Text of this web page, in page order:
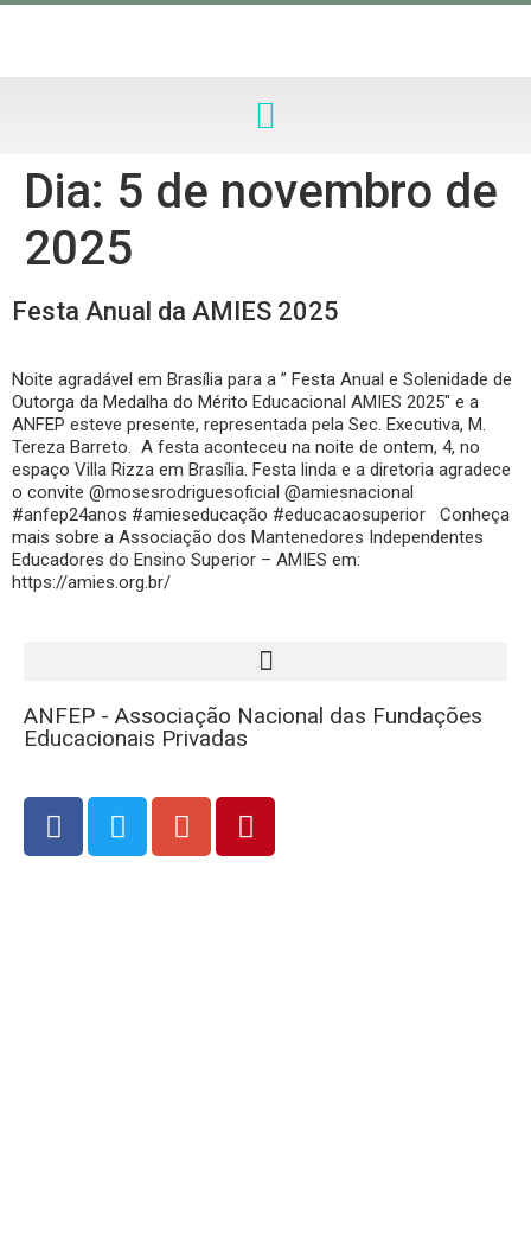
Dia: 5 de novembro de
2025
Festa Anual da AMIES 2025
Noite agradável em Brasília para a ” Festa Anual e Solenidade de
Outorga da Medalha do Mérito Educacional AMIES 2025″ e a
ANFEP esteve presente, representada pela Sec. Executiva, M.
Tereza Barreto. A festa aconteceu na noite de ontem, 4, no
espaço Villa Rizza em Brasília. Festa linda e a diretoria agradece
o convite @mosesrodriguesoficial @amiesnacional
#anfep24anos #amieseducação #educacaosuperior Conheça
mais sobre a Associação dos Mantenedores Independentes
Educadores do Ensino Superior – AMIES em:
https://amies.org.br/
ANFEP - Associação Nacional das Fundações
Educacionais Privadas